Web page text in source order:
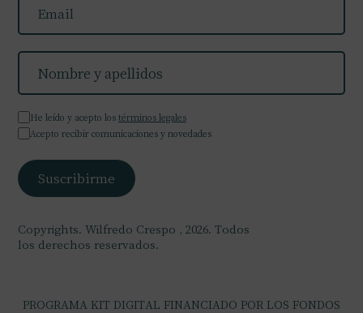
He leído y acepto los términos legales
Acepto recibir comunicaciones y novedades
Copyrights. Wilfredo Crespo , 2026. Todos
los derechos reservados.
PROGRAMA KIT DIGITAL FINANCIADO POR LOS FONDOS